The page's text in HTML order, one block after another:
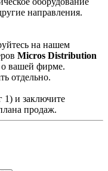
направления.
на нашем
Micros Distribution
вашей фирме.
отдельно.
и заключите
продаж.